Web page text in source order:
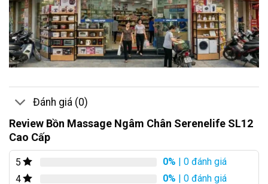
Đánh giá (0)
Review Bồn Massage Ngâm Chân Serenelife SL12
Cao Cấp
5 0% | 0 đánh giá
4
0% | 0 đánh giá